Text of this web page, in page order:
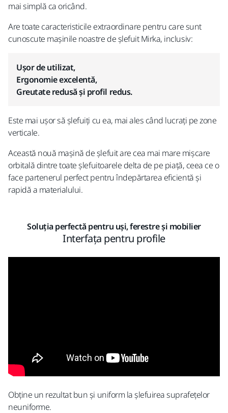
mai simplă ca oricând.
Are toate caracteristicile extraordinare pentru care sunt
cunoscute mașinile noastre de șlefuit Mirka, inclusiv:
Ușor de utilizat,
Ergonomie excelentă,
Greutate redusă și profil redus.
Este mai ușor să șlefuiți cu ea, mai ales când lucrați pe zone
verticale.
Această nouă mașină de șlefuit are cea mai mare mișcare
orbitală dintre toate șlefuitoarele delta de pe piață, ceea ce o
face partenerul perfect pentru îndepărtarea eficientă și
rapidă a materialului.
Soluția perfectă pentru uși, ferestre și mobilier
Interfața pentru profile
Obține un rezultat bun și uniform la șlefuirea suprafețelor
neuniforme.